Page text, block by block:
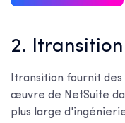
2. Itransition
Itransition fournit
œuvre de NetSuite
plus large